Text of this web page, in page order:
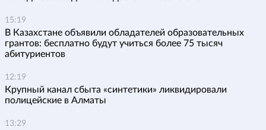
15:19
В Казахстане объявили обладателей образовательных
грантов: бесплатно будут учиться более 75 тысяч
абитуриентов
12:19
Крупный канал сбыта «синтетики» ликвидировали
полицейские в Алматы
13:29